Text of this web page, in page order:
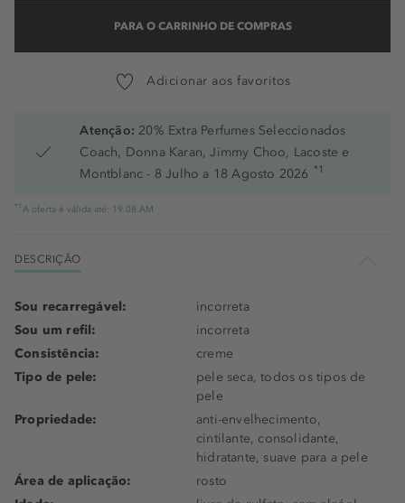
PARA O CARRINHO DE COMPRAS
Adicionar aos favoritos
Atenção: 20% Extra Perfumes Seleccionados
Coach, Donna Karan, Jimmy Choo, Lacoste e
Montblanc - 8 Julho a 18 Agosto 2026 *1
*1 A oferta é válida até: 19.08.AM
DESCRIÇÃO
Sou recarregável:
incorreta
Sou um refil:
incorreta
Consistência:
creme
Tipo de pele:
pele seca, todos os tipos de
pele
Propriedade:
anti-envelhecimento,
cintilante, consolidante,
hidratante, suave para a pele
Área de aplicação:
rosto